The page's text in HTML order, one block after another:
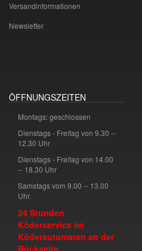
Versandinformationen
Newsletter
ÖFFNUNGSZEITEN
Montags: geschlossen
Dienstags - Freitag von 9.30 --
12.30 Uhr
Dienstags - Freitag von 14.00
-- 18.30 Uhr
Samstags vom 9.00 -- 13.00
Uhr.
24 Stunden
Köderservice im
Köderautomaten an der
Rückseite